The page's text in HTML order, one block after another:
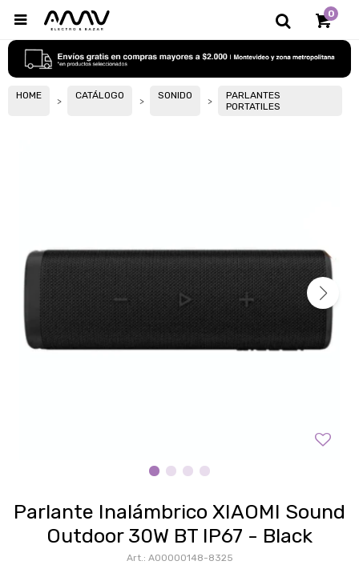
0

HOME CATÁLOGO SONIDO
PARLANTES
PORTATILES
Parlante Inalámbrico XIAOMI Sound
Outdoor 30W BT IP67 - Black
A00000148-8325